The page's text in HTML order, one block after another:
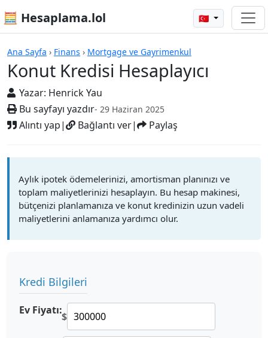
🧮 Hesaplama.lol 🇹🇷
Ana Sayfa › Finans › Mortgage ve Gayrimenkul
Konut Kredisi Hesaplayıcı
Yazar: Henrick Yau
Bu sayfayı yazdır- 29 Haziran 2025
Alıntı yap| Bağlantı ver| Paylaş
Hesap Makineleri
Aylık ipotek ödemelerinizi, amortisman planınızı ve
toplam maliyetlerinizi hesaplayın. Bu hesap makinesi,
bütçenizi planlamanıza ve konut kredinizin uzun vadeli
maliyetlerini anlamanıza yardımcı olur.
Kredi Bilgileri
Ev Fiyatı:$